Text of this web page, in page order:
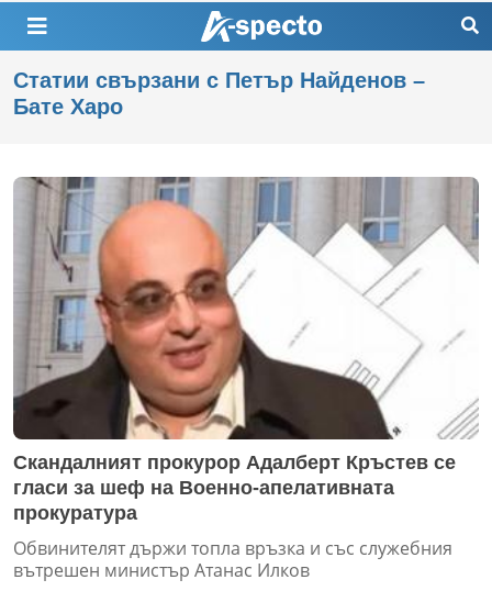
Статии свързани с Петър Найденов –
Бате Харо
Скандалният прокурор Адалберт Кръстев се
гласи за шеф на Военно-апелативната
прокуратура
Обвинителят държи топла връзка и със служебния
вътрешен министър Атанас Илков